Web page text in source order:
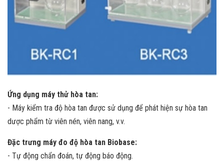
Ứng dụng máy thử hòa tan:
- Máy kiểm tra độ hòa tan được sử dụng để phát hiện sự hòa tan
dược phẩm từ viên nén, viên nang, v.v.
Đặc trưng máy đo độ hòa tan Biobase:
- Tự động chẩn đoán, tự động báo động.